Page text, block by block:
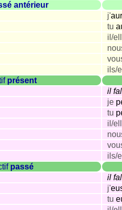
antérieur
j'
tu
il/
ils/
présent
il
je
tu
il/
ils/
passé
il
j'
tu